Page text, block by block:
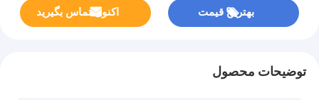
بهترین قیمت اکنون تماس بگیرید
توضیحات محصول